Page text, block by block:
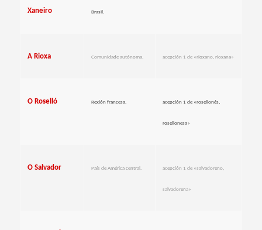
Xaneiro Brasil.
A Rioxa Comunidade autónoma. acepción 1 de «rioxano, rioxana»
O Roselló Rexión francesa. acepción 1 de «rosellonés,
rosellonesa»
O Salvador País de América central. acepción 1 de «salvadoreño,
salvadoreña»